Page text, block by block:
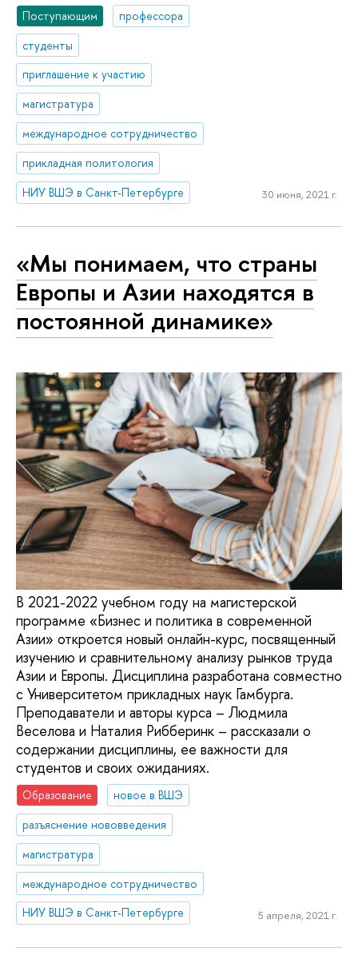
Поступающим
профессора
студенты
приглашение к участию
магистратура
международное сотрудничество
прикладная политология
НИУ ВШЭ в Санкт-Петербурге
30 июня, 2021 г.
«Мы понимаем, что страны
Европы и Азии находятся в
постоянной динамике»
В 2021-2022 учебном году на магистерской
программе «Бизнес и политика в современной
Азии» откроется новый онлайн-курс, посвященный
изучению и сравнительному анализу рынков труда
Азии и Европы. Дисциплина разработана совместно
с Университетом прикладных наук Гамбурга.
Преподаватели и авторы курса – Людмила
Веселова и Наталия Рибберинк – рассказали о
содержании дисциплины, ее важности для
студентов и своих ожиданиях.
Образование
новое в ВШЭ
разъяснение нововведения
магистратура
международное сотрудничество
НИУ ВШЭ в Санкт-Петербурге
5 апреля, 2021 г.